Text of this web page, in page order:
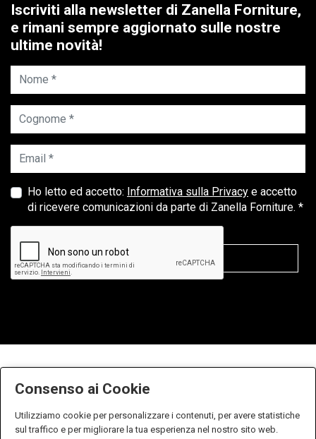
Iscriviti alla newsletter di Zanella Forniture,
e rimani sempre aggiornato sulle nostre
ultime novità!
Nome *
Cognome *
Email *
Ho letto ed accetto: Informativa sulla Privacy e accetto
di ricevere comunicazioni da parte di Zanella Forniture. *
Consenso ai Cookie
Utilizziamo cookie per personalizzare i contenuti, per avere statistiche
sul traffico e per migliorare la tua esperienza nel nostro sito web.